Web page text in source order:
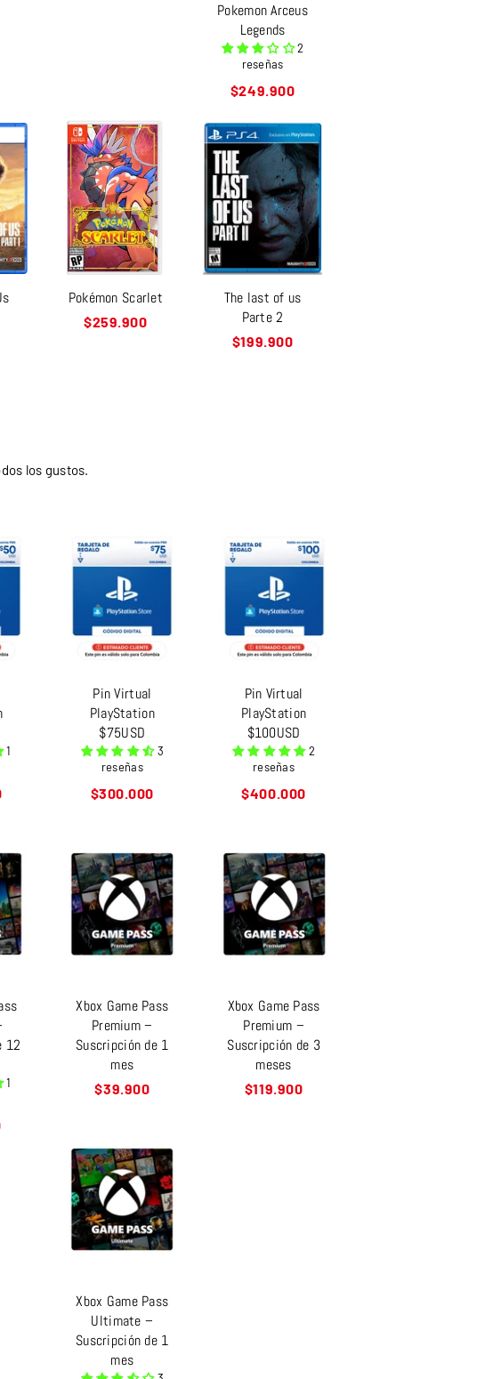
Pokemon Arceus
Legends
2
reseñas
Precio
$249.900
Pokémon Scarlet
Precio
$259.900
The last of us
Parte 2
Precio
$199.900
los gustos.
1
Pin Virtual
PlayStation
$75USD
3
reseñas
Precio
$300.000
Pin Virtual
PlayStation
$100USD
2
reseñas
Precio
$400.000
12
1
Xbox Game Pass
Premium –
Suscripción de 1
mes
Precio
$39.900
Xbox Game Pass
Premium –
Suscripción de 3
meses
Precio
$119.900
Xbox Game Pass
Ultimate –
Suscripción de 1
mes